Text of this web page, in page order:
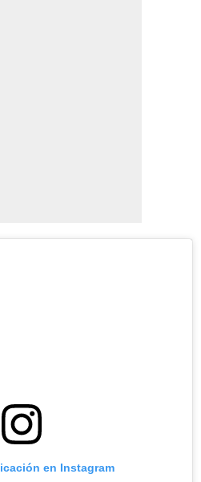
en Instagram